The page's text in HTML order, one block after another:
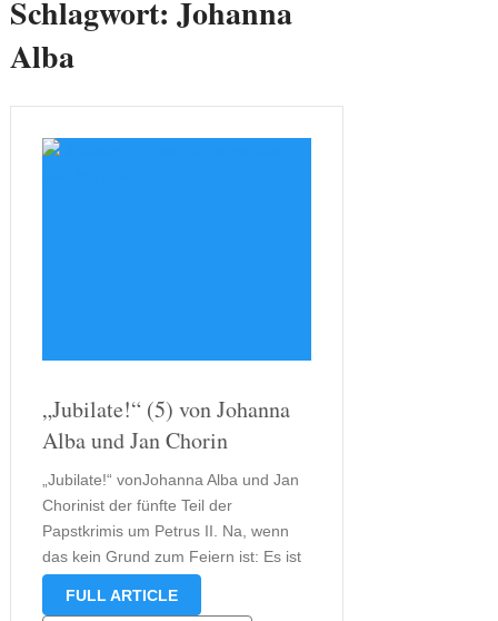
Schlagwort: Johanna
Alba
„Jubilate!“ (5) von Johanna
Alba und Jan Chorin
„Jubilate!“ vonJohanna Alba und Jan
Chorinist der fünfte Teil der
Papstkrimis um Petrus II. Na, wenn
das kein Grund zum Feiern ist: Es ist
Zeit für das alljährliche Sommerfest,
FULL ARTICLE